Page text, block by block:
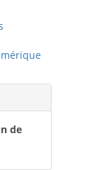
de